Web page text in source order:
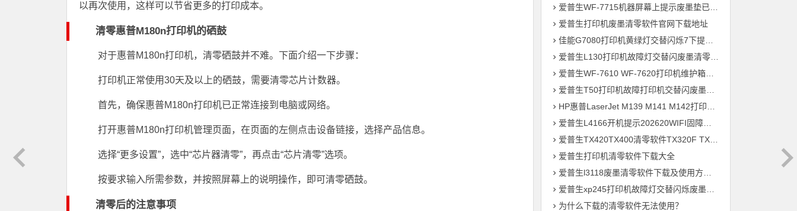
以再次使用，这样可以节省更多的打印成本。
清零惠普M180n打印机的硒鼓
对于惠普M180n打印机，清零硒鼓并不难。下面介绍一下步骤：
打印机正常使用30天及以上的硒鼓，需要清零芯片计数器。
首先，确保惠普M180n打印机已正常连接到电脑或网络。
打开惠普M180n打印机管理页面，在页面的左侧点击设备链接，选择产品信息。
选择“更多设置”，选中“芯片器清零”，再点击“芯片清零”选项。
按要求输入所需参数，并按照屏幕上的说明操作，即可清零硒鼓。
清零后的注意事项
爱普生WF-7715机器屏幕上提示废墨垫已到使用寿命用软件清零快速解决问题
爱普生打印机废墨清零软件官网下载地址
佳能G7080打印机黄绿灯交替闪烁7下提示5B00废墨清零教程
爱普生L130打印机故障灯交替闪废墨清零软件下载方法教程
爱普生WF-7610 WF-7620打印机维护箱寿命清零不识别墨盒远程刷机
爱普生T50打印机故障打印机交替闪废墨清零软件下载教程
HP惠普LaserJet M139 M141 M142打印机屏幕显示电脑上识别机器型号为3020
爱普生L4166开机提示202620WIFI固障维修教程
爱普生TX420TX400清零软件TX320F TX700w打印机废墨收集垫满
爱普生打印机清零软件下载大全
爱普生l3118废墨清零软件下载及使用方法教程
爱普生xp245打印机故障灯交替闪烁废墨清零软件下载及使用方法教程
为什么下载的清零软件无法使用？